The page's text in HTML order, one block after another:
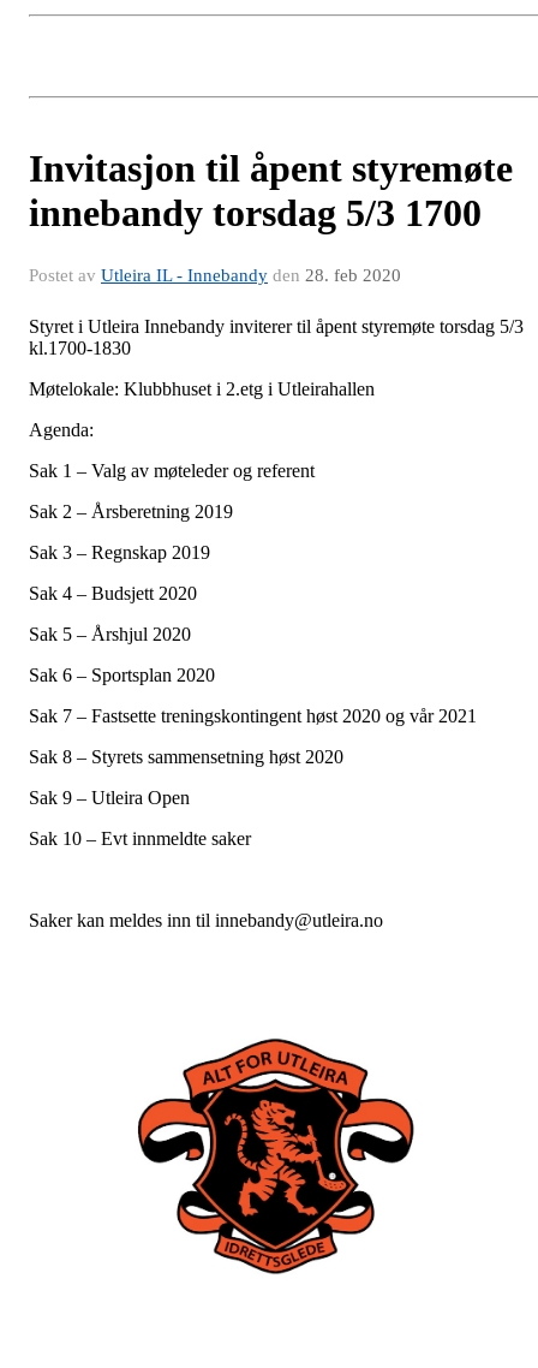
Invitasjon til åpent styremøte
innebandy torsdag 5/3 1700
Postet av Utleira IL - Innebandy den 28. feb 2020
Styret i Utleira Innebandy inviterer til åpent styremøte torsdag 5/3
kl.1700-1830
Møtelokale: Klubbhuset i 2.etg i Utleirahallen
Agenda:
Sak 1 – Valg av møteleder og referent
Sak 2 – Årsberetning 2019
Sak 3 – Regnskap 2019
Sak 4 – Budsjett 2020
Sak 5 – Årshjul 2020
Sak 6 – Sportsplan 2020
Sak 7 – Fastsette treningskontingent høst 2020 og vår 2021
Sak 8 – Styrets sammensetning høst 2020
Sak 9 – Utleira Open
Sak 10 – Evt innmeldte saker
Saker kan meldes inn til innebandy@utleira.no